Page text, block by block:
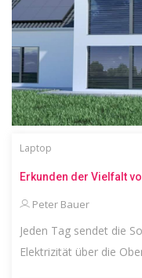
Laptop
Erkunden der Vielfalt
Peter Bauer
Jeden Tag sendet die
Elektrizität über die